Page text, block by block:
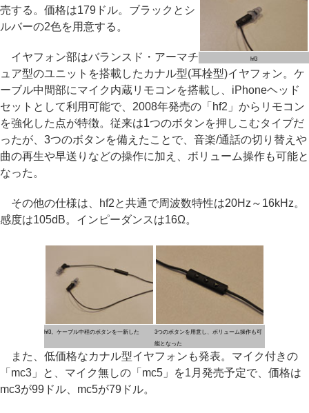
hf3
売する。価格は179ドル。ブラックとシ
ルバーの2色を用意する。
イヤフォン部はバランスド・アーマチ
ュア型のユニットを搭載したカナル型(耳栓型)イヤフォン。ケ
ーブル中間部にマイク内蔵リモコンを搭載し、iPhoneヘッド
セットとして利用可能で、2008年発売の「hf2」からリモコン
を強化した点が特徴。従来は1つのボタンを押しこむタイプだ
ったが、3つのボタンを備えたことで、音楽/通話の切り替えや
曲の再生や早送りなどの操作に加え、ボリューム操作も可能と
なった。
その他の仕様は、hf2と共通で周波数特性は20Hz～16kHz。
感度は105dB。インピーダンスは16Ω。
hf3。ケーブル中程のボタンを一新した
3つのボタンを用意し、ボリューム操作も可
能となった
また、低価格なカナル型イヤフォンも発表。マイク付きの
「mc3」と、マイク無しの「mc5」を1月発売予定で、価格は
mc3が99ドル、mc5が79ドル。